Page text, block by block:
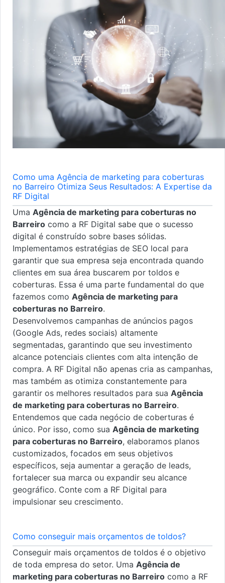
Como uma Agência de marketing para coberturas
no Barreiro Otimiza Seus Resultados: A Expertise da
RF Digital
Uma Agência de marketing para coberturas no
Barreiro como a RF Digital sabe que o sucesso
digital é construído sobre bases sólidas.
Implementamos estratégias de SEO local para
garantir que sua empresa seja encontrada quando
clientes em sua área buscarem por toldos e
coberturas. Essa é uma parte fundamental do que
fazemos como Agência de marketing para
coberturas no Barreiro.
Desenvolvemos campanhas de anúncios pagos
(Google Ads, redes sociais) altamente
segmentadas, garantindo que seu investimento
alcance potenciais clientes com alta intenção de
compra. A RF Digital não apenas cria as campanhas,
mas também as otimiza constantemente para
garantir os melhores resultados para sua Agência
de marketing para coberturas no Barreiro.
Entendemos que cada negócio de coberturas é
único. Por isso, como sua Agência de marketing
para coberturas no Barreiro, elaboramos planos
customizados, focados em seus objetivos
específicos, seja aumentar a geração de leads,
fortalecer sua marca ou expandir seu alcance
geográfico. Conte com a RF Digital para
impulsionar seu crescimento.
Como conseguir mais orçamentos de toldos?
Conseguir mais orçamentos de toldos é o objetivo
de toda empresa do setor. Uma Agência de
marketing para coberturas no Barreiro como a RF